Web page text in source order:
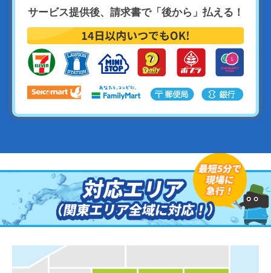
サービス提供後、請求書で「後から」払える！